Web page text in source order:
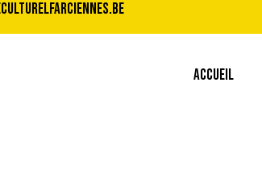
ACCUEIL